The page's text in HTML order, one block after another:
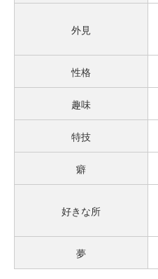
外見
性格
趣味
特技
癖
好きな所
夢